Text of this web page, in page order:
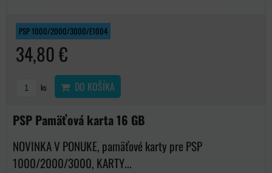
PSP 1000/2000/3000/E1004
34,80 €
ks DO KOŠÍKA
PSP Pamäťová karta 16 GB
NOVINKA V PONUKE, pamäťové karty pre PSP
1000/2000/3000, KARTY...